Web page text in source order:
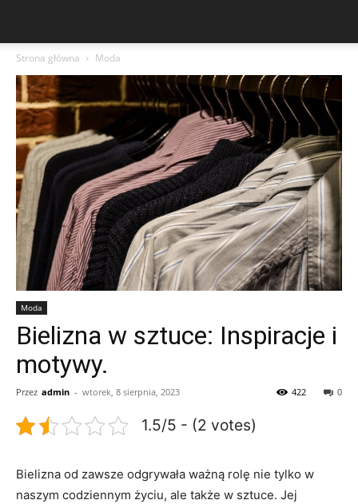
Strona główna Moda
Moda
Bielizna w sztuce: Inspiracje i
motywy.
Przez admin - wtorek, 8 sierpnia, 2023 0
422
1.5/5 - (2 votes)
Bielizna⁣ od zawsze odgrywała ​ważną rolę nie‍ tylko​ w
‍naszym codziennym życiu, ale ⁤także w sztuce. Jej